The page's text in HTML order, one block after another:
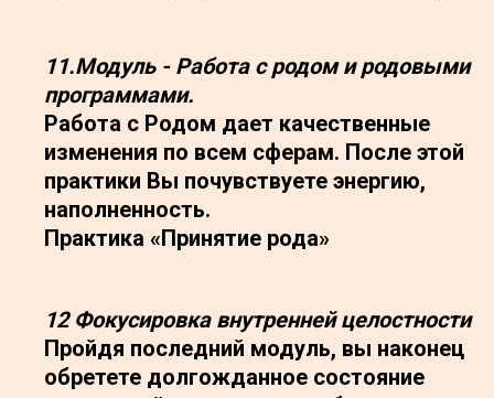
11.Модуль - Работа с родом и родовыми
программами.
Работа с Родом дает качественные
изменения по всем сферам. После этой
практики Вы почувствуете энергию,
наполненность.
Практика «Принятие рода»
12 Фокусировка внутренней целостности
Пройдя последний модуль, вы наконец
обретете долгожданное состояние